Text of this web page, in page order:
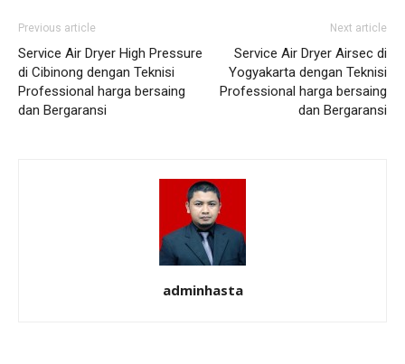
Previous article
Service Air Dryer High Pressure
di Cibinong dengan Teknisi
Professional harga bersaing
dan Bergaransi
Next article
Service Air Dryer Airsec di
Yogyakarta dengan Teknisi
Professional harga bersaing
dan Bergaransi
adminhasta